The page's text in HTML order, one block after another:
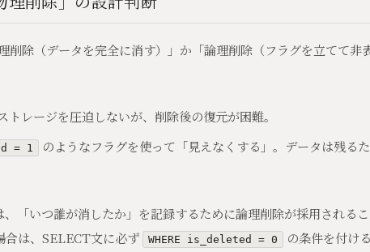
除（データを完全に消す）」か「論理削除（フラグを立てて非
トレージを圧迫しないが、削除後の復元が困難。
= 1
のようなフラグを使って「見えなくする」。データは残る
「いつ誰が消したか」を記録するために論理削除が採用される
合は、SELECT文に必ず
WHERE is_deleted = 0
の条件を付け